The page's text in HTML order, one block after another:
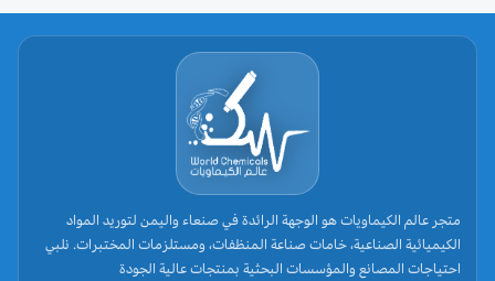
متجر عالم الكيماويات هو الوجهة الرائدة في صنعاء واليمن لتوريد المواد
الكيميائية الصناعية، خامات صناعة المنظفات، ومستلزمات المختبرات. نلبي
احتياجات المصانع والمؤسسات البحثية بمنتجات عالية الجودة